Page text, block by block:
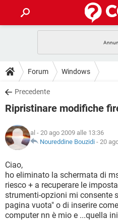
INTRATTENIMENTO
iOS
INSTAGRAM
TIKTOK
HARDWARE
GUIDE
COVID-19
INSTAGRAM
TIKTOK
HARDWARE
DOWNLOAD
COVID-19
INTRATTENIMENTO
iOS
INSTAGRAM
TIKTOK
HARDWARE
FORUM
COVID-19
INTRATTENIMENTO
iOS
INSTAGRAM
TIKTOK
GLOSSARIO
COVID-19
INTRATTENIMENTO
iOS
INSTAGRAM
Forum Windows
Precedente
Ripristinare modifiche
al - 20 ago 2009 alle 13:36
Noureddine Bouzidi - 20
Ciao,
ho eliminato la schermata di
riesco + a recuperare le
strumenti-opzioni mi consente
pagina vuota" o di inserire
computer nn è mio e ...quella